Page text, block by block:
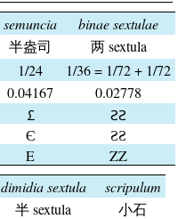
semuncia
半盎司
1/24
0.04167
𐆒
Є
E
binae sextulae
两 sextula
1/36 = 1/72 + 1/72
0.02778
𐆓𐆓
ƧƧ
ZZ
dimidia sextula
半 sextula
scripulum
小石